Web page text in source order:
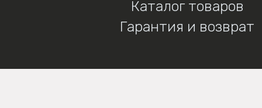
Каталог товаров
Гарантия и возврат